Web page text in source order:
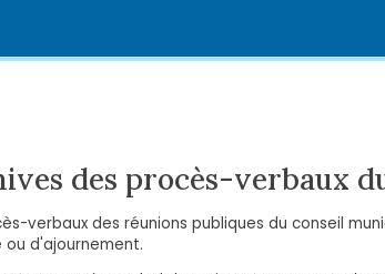
des procès-verbaux
verbaux des réunions publiques du conseil
ou d'ajournement.